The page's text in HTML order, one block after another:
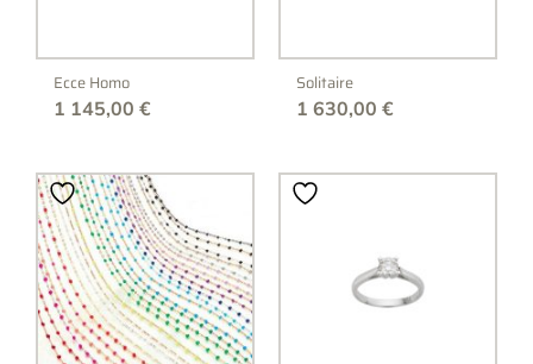
Ecce Homo
1 145,00 €
Solitaire
1 630,00 €